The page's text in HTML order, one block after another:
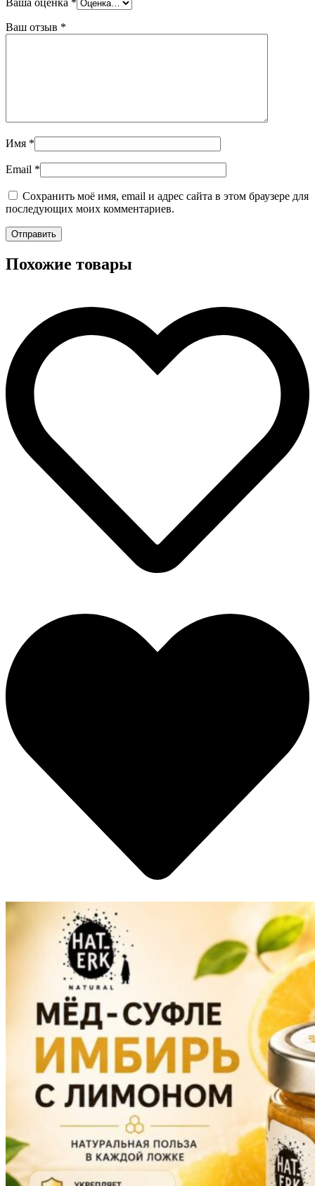
Ваш отзыв *
Имя *
Email *
Сохранить моё имя, email и адрес сайта в этом браузере для
последующих моих комментариев.
Похожие товары